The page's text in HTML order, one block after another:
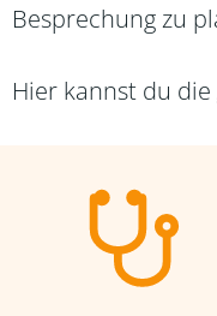
Besprechung zu
Hier kannst du die